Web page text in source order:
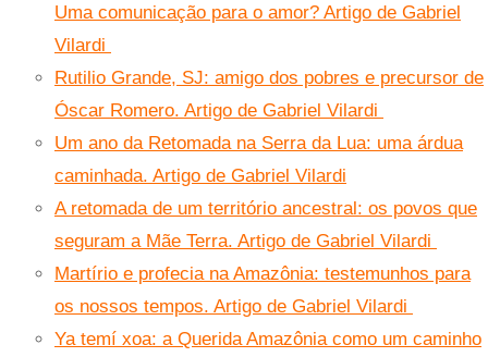
Uma comunicação para o amor? Artigo de Gabriel
Vilardi
Rutilio Grande, SJ: amigo dos pobres e precursor de
Óscar Romero. Artigo de Gabriel Vilardi
Um ano da Retomada na Serra da Lua: uma árdua
caminhada. Artigo de Gabriel Vilardi
A retomada de um território ancestral: os povos que
seguram a Mãe Terra. Artigo de Gabriel Vilardi
Martírio e profecia na Amazônia: testemunhos para
os nossos tempos. Artigo de Gabriel Vilardi
Ya temí xoa: a Querida Amazônia como um caminho